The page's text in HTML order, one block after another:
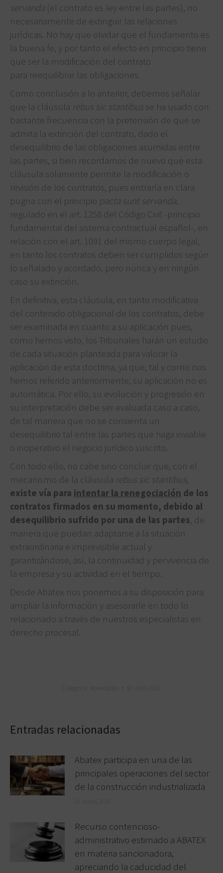
servanda (el contrato es ley entre las partes), no
necesariamente de extinguir las relaciones
jurídicas. No hay que olvidar que el fundamento es
la buena fe, y por tanto el efecto en principio tiene
que ser la modificación del contrato
para reequilibrar las obligaciones.
Como conclusión a lo anterior, debemos señalar
que la cláusula rebus sic stantibus se ha usado con
bastante frecuencia con la pretensión de que se
admita la extinción del contrato, dado el
desequilibrio de las obligaciones asumidas entre
las partes, si bien recordamos de nuevo que esta
cláusula solamente permite la modificación o
revisión de los contratos, pues entraría en clara
pugna con el principio pacta sunt servanda
regulado en el art. 1258 del Código Civil -principio
fundamental del sistema contractual español-, en
relación con el art. 1091 del mismo cuerpo legal,
en tanto los contratos deben ser cumplidos según
lo señalado y acordado, pero nunca y en ningún
caso su extinción.
En definitiva, esta cláusula, en tanto modificativa
del contenido obligacional de los contratos, debe
ser examinada en cuanto a su aplicación pues,
como hemos visto, los Tribunales harán un estudio
de cada situación planteada para valorar la
aplicación de esta doctrina, ya que, tal y como nos
hemos referido anteriormente, su aplicación no es
automática. Por ello, su evolución y progresión en
su interpretación debe ser evaluada caso a caso,
de tal manera que no se consienta un
desequilibrio tal entre las partes que haga inviable
o inoperativo el negocio jurídico suscrito.
Con todo ello, no cabe sino concluir que, con el
mecanismo de la cláusula rebus sic stantibus
existe vía para intentar la renegociación de los
contratos firmados en su momento, debido al
desequilibrio sufrido por una de las partes , de
manera que puedan adaptarse a la situación
extraordinaria e imprevisible actual y
garantizándose, así, la continuidad y pervivencia de
la empresa y su actividad en el tiempo.
Desde Abatex nos ponemos a su disposición para
ampliar la información y asesorarle en todo lo
relacionado a través de nuestros especialistas en
derecho procesal.
Entradas relacionadas
Abatex participa en una de las
principales operaciones del sector
de la construcción industrializada
Recurso contencioso-
administrativo estimado a ABATEX
en materia sancionadora,
apreciando la caducidad del